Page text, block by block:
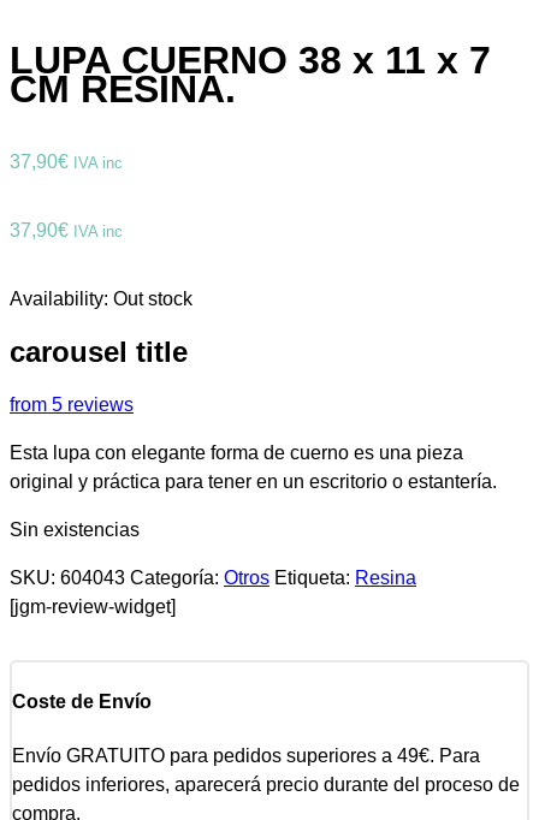
LUPA CUERNO 38 x 11 x 7
CM RESINA.
37,90€ IVA inc
37,90€ IVA inc
Availability: Out stock
carousel title
from 5 reviews
Esta lupa con elegante forma de cuerno es una pieza
original y práctica para tener en un escritorio o estantería.
Sin existencias
SKU: 604043 Categoría: Otros Etiqueta: Resina
[jgm-review-widget]
Coste de Envío
Envío GRATUITO para pedidos superiores a 49€. Para
pedidos inferiores, aparecerá precio durante del proceso de
compra.